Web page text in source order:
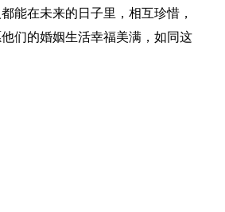
能在未来的日子里，相互珍惜，
们的婚姻生活幸福美满，如同这